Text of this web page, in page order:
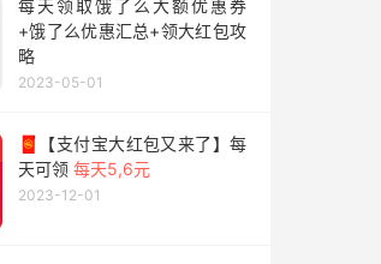
每天领取饿了么大额优惠券
+饿了么优惠汇总+领大红包攻
略
2023-05-01
🧧【支付宝大红包又来了】每
天可领 每天5,6元
2023-12-01